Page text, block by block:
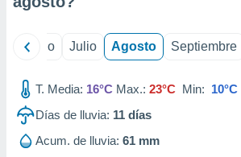
mediante
publicidad
Junio Julio Agosto Septiembre
T. Media: 16°C Max.: 23°C Min: 10°C
Días de lluvia: 11 días
Acum. de lluvia: 61 mm